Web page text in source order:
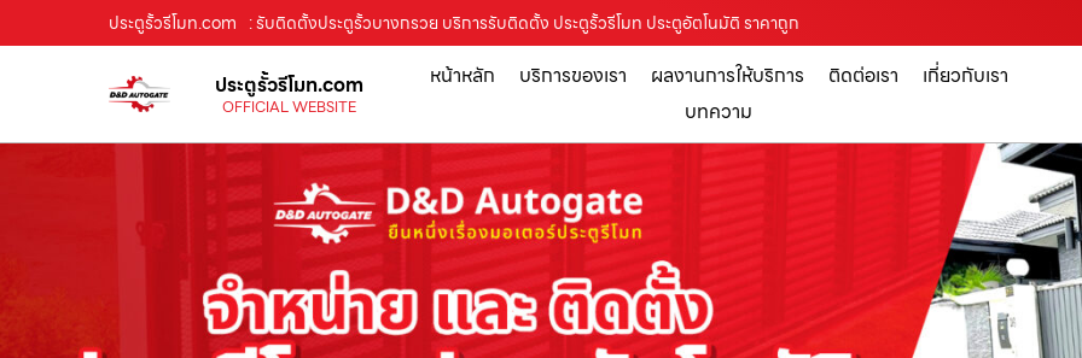
ประตูรั้วรีโมท.com : รับติดตั้งประตูรั้วบางกรวย บริการรับติดตั้ง ประตูรั้วรีโมท ประตูอัตโนมัติ ราคาถูก
ประตูรั้วรีโมท.com
OFFICIAL WEBSITE
หน้าหลัก บริการของเรา ผลงานการให้บริการ ติดต่อเรา
เกี่ยวกับเรา
บทความ